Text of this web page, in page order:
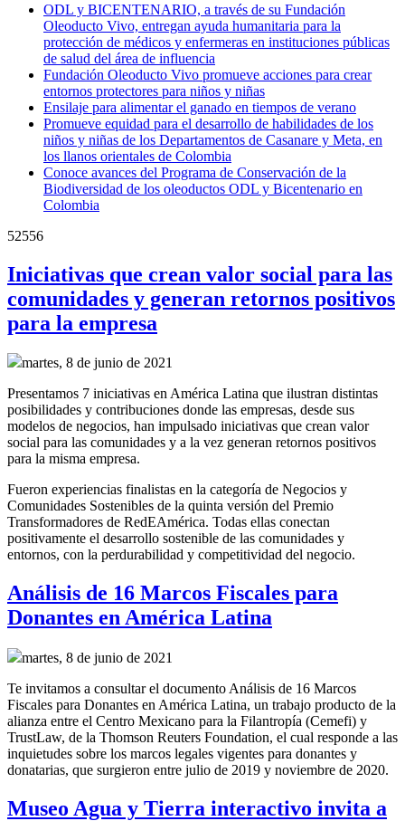
ODL y BICENTENARIO, a través de su Fundación
Oleoducto Vivo, entregan ayuda humanitaria para la
protección de médicos y enfermeras en instituciones públicas
de salud del área de influencia
Fundación Oleoducto Vivo promueve acciones para crear
entornos protectores para niños y niñas
Ensilaje para alimentar el ganado en tiempos de verano
Promueve equidad para el desarrollo de habilidades de los
niños y niñas de los Departamentos de Casanare y Meta, en
los llanos orientales de Colombia
Conoce avances del Programa de Conservación de la
Biodiversidad de los oleoductos ODL y Bicentenario en
Colombia
52556
Iniciativas que crean valor social para las
comunidades y generan retornos positivos
para la empresa
martes, 8 de junio de 2021
Presentamos 7 iniciativas en América Latina que ilustran distintas
posibilidades y contribuciones donde las empresas, desde sus
modelos de negocios, han impulsado iniciativas que crean valor
social para las comunidades y a la vez generan retornos positivos
para la misma empresa.
Fueron experiencias finalistas en la categoría de Negocios y
Comunidades Sostenibles de la quinta versión del Premio
Transformadores de RedEAmérica. Todas ellas conectan
positivamente el desarrollo sostenible de las comunidades y
entornos, con la perdurabilidad y competitividad del negocio.
Análisis de 16 Marcos Fiscales para
Donantes en América Latina
martes, 8 de junio de 2021
Te invitamos a consultar el documento Análisis de 16 Marcos
Fiscales para Donantes en América Latina, un trabajo producto de la
alianza entre el Centro Mexicano para la Filantropía (Cemefi) y
TrustLaw, de la Thomson Reuters Foundation, el cual responde a las
inquietudes sobre los marcos legales vigentes para donantes y
donatarias, que surgieron entre julio de 2019 y noviembre de 2020.
Museo Agua y Tierra interactivo invita a